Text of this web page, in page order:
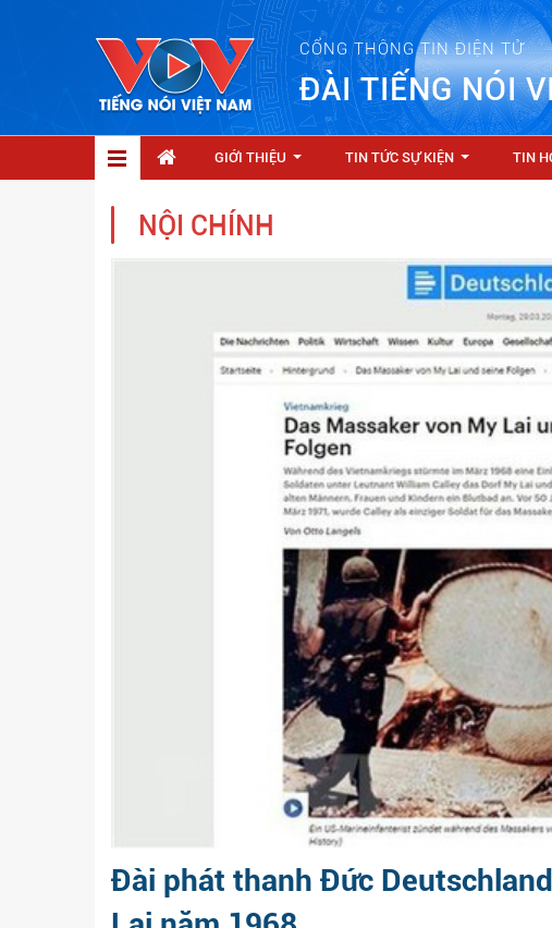
CỔNG THÔNG TIN ĐIỆN TỬ
ĐÀI TIẾNG NÓI
GIỚI THIỆU TIN TỨC SỰ KIỆN TIN
NỘI CHÍNH
Đài phát thanh Đức